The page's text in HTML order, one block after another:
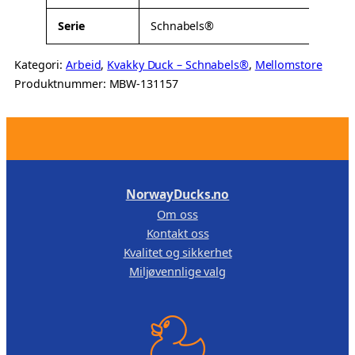
Serie Schnabels®
Kategori:Arbeid, Kvakky Duck – Schnabels®, Mellomstore
Produktnummer: MBW-131157
NorwayDucks.no
Om oss
Kontakt oss
Kvalitet og sikkerhet
Miljøvennlige valg